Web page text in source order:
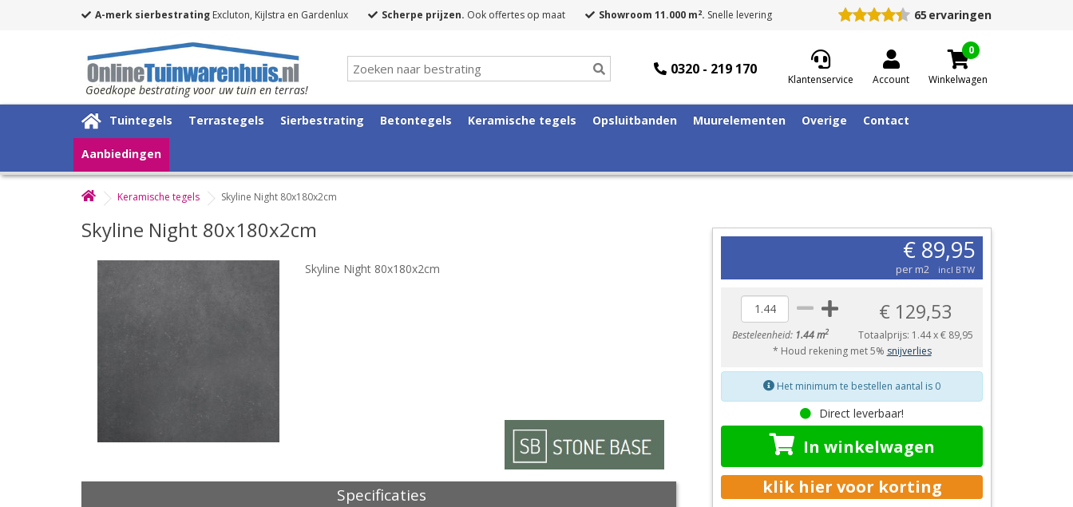
A-merk sierbestrating Excluton, Kijlstra en Gardenlux Scherpe prijzen. Ook offertes op maat Showroom 11.000 m2. Snelle levering 65 ervaringen
Goedkope bestrating voor uw tuin en terras!
0320 - 219 170
Klantenservice Account
0
Winkelwagen
Tuintegels Terrastegels Sierbestrating Betontegels Keramische tegels Opsluitbanden Muurelementen Overige Contact
Aanbiedingen
Keramische tegels Skyline Night 80x180x2cm
Skyline Night 80x180x2cm
Skyline Night 80x180x2cm
Specificaties
€ 89,95
per m2 incl BTW
Besteleenheid: 1.44 m2
€ 129,53
Totaalprijs: 1.44x€ 89,95
* Houd rekening met 5% snijverlies
Het minimum te bestellen aantal is 0
Direct leverbaar!
In winkelwagen
klik hier voor korting